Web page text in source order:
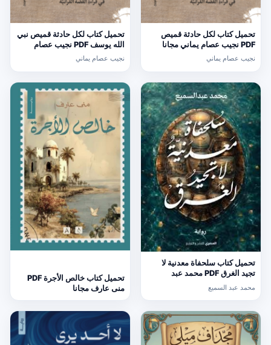
تحميل كتاب لكل حادثة قميص
PDF نجيب عصام يماني مجانا
نجيب عصام يماني
تحميل كتاب لكل حادثة قميص نبي
الله يوسف PDF نجيب عصام
يماني مجانا
نجيب عصام يماني
تحميل كتاب سلحفاة معدنية لا
تجيد الغرق PDF محمد عبد
محمد عبد السميع
تحميل كتاب خالص الأجرة PDF
منى عارف مجانا